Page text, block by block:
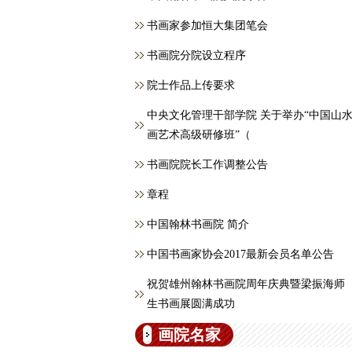
书画家参加恒大集团笔会
书画院分院设立程序
院士作品上传要求
中央文化管理干部学院 关于举办“中国山水
画艺术高级研修班”（
书画院院长工作调整公告
章程
中国翰林书画院 简介
中国书画家协会2017最新会员名单公告
祝贺雄州翰林书画院周年庆典暨梁振海师
生书画展圆满成功
画院名家